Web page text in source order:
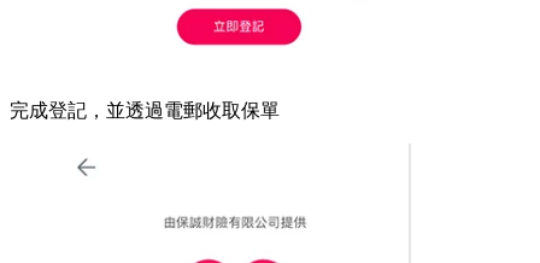
完成登記，並透過電郵收取保單